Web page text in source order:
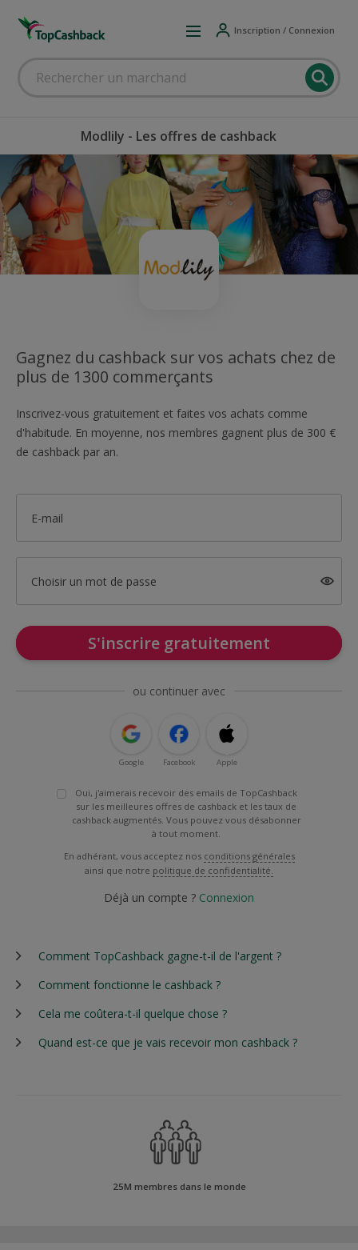
Inscription / Connexion
Modlily - Les offres de cashback
Gagnez du cashback sur vos achats chez de
plus de 1300 commerçants
Inscrivez-vous gratuitement et faites vos achats comme
d'habitude. En moyenne, nos membres gagnent plus de 300 €
de cashback par an.
E-mail
Choisir un mot de passe
S'inscrire gratuitement
ou continuer avec
Google Facebook Apple
Oui, j'aimerais recevoir des emails de TopCashback
sur les meilleures offres de cashback et les taux de
cashback augmentés. Vous pouvez vous désabonner
à tout moment.
En adhérant, vous acceptez nos conditions générales
ainsi que notre politique de confidentialité.
Déjà un compte ? Connexion
Comment TopCashback gagne-t-il de l'argent ?
Comment fonctionne le cashback ?
Cela me coûtera-t-il quelque chose ?
Quand est-ce que je vais recevoir mon cashback ?
25M membres dans le monde